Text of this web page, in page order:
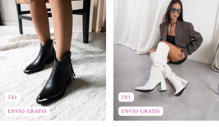
2X1
ENVÍO GRATIS
2X1
ENVÍO GRATIS